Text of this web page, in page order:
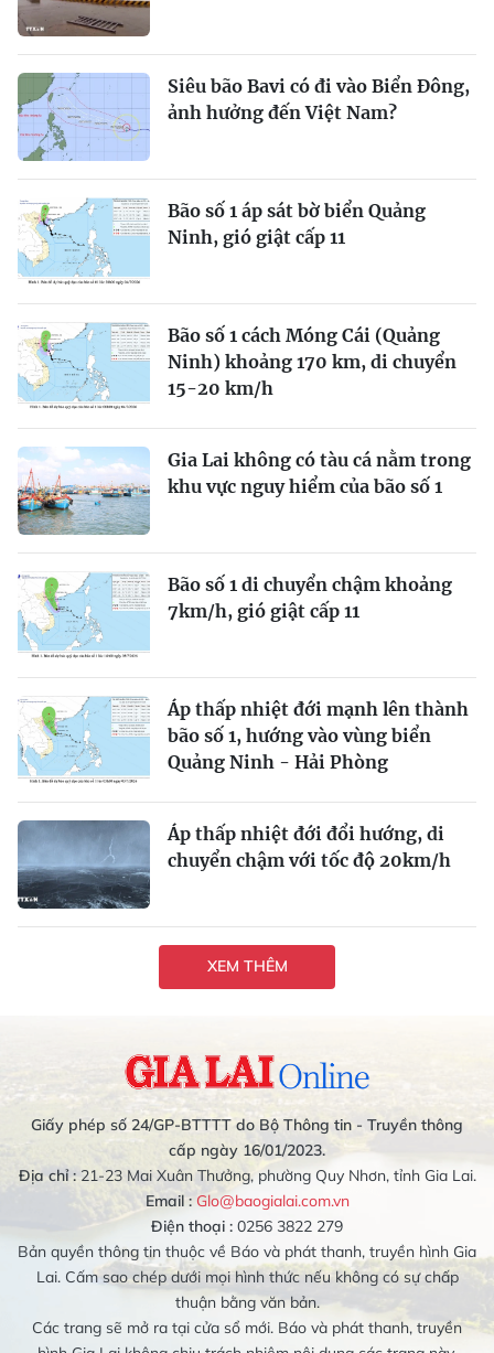
Siêu bão Bavi có đi vào Biển Đông,
ảnh hưởng đến Việt Nam?
Bão số 1 áp sát bờ biển Quảng
Ninh, gió giật cấp 11
Bão số 1 cách Móng Cái (Quảng
Ninh) khoảng 170 km, di chuyển
15-20 km/h
Gia Lai không có tàu cá nằm trong
khu vực nguy hiểm của bão số 1
Bão số 1 di chuyển chậm khoảng
7km/h, gió giật cấp 11
Áp thấp nhiệt đới mạnh lên thành
bão số 1, hướng vào vùng biển
Quảng Ninh - Hải Phòng
Áp thấp nhiệt đới đổi hướng, di
chuyển chậm với tốc độ 20km/h
XEM THÊM
Giấy phép số 24/GP-BTTTT do Bộ Thông tin - Truyền thông
cấp ngày 16/01/2023.
Địa chỉ :21-23 Mai Xuân Thưởng, phường Quy Nhơn, tỉnh Gia Lai.
Email : Glo@baogialai.com.vn
Điện thoại : 0256 3822 279
Bản quyền thông tin thuộc về Báo và phát thanh, truyền hình Gia
Lai. Cấm sao chép dưới mọi hình thức nếu không có sự chấp
thuận bằng văn bản.
Các trang sẽ mở ra tại cửa sổ mới. Báo và phát thanh, truyền